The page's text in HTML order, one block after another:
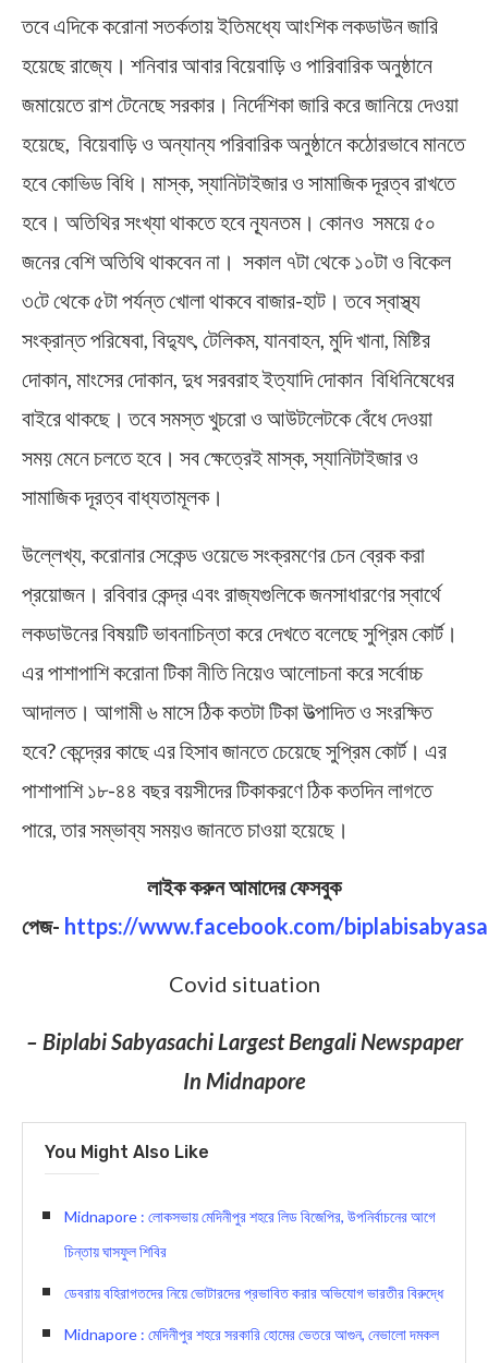
তবে এদিকে করোনা সতর্কতায় ইতিমধ্যে আংশিক লকডাউন জারি
হয়েছে রাজ্যে। শনিবার আবার বিয়েবাড়ি ও পারিবারিক অনুষ্ঠানে
জমায়েতে রাশ টেনেছে সরকার। নির্দেশিকা জারি করে জানিয়ে দেওয়া
হয়েছে, বিয়েবাড়ি ও অন্যান্য পরিবারিক অনুষ্ঠানে কঠোরভাবে মানতে
হবে কোভিড বিধি। মাস্ক, স্যানিটাইজার ও সামাজিক দূরত্ব রাখতে
হবে। অতিথির সংখ্যা থাকতে হবে ন্যূনতম। কোনও সময়ে ৫০
জনের বেশি অতিথি থাকবেন না। সকাল ৭টা থেকে ১০টা ও বিকেল
৩টে থেকে ৫টা পর্যন্ত খোলা থাকবে বাজার-হাট। তবে স্বাস্থ্য
সংক্রান্ত পরিষেবা, বিদ্যুৎ, টেলিকম, যানবাহন, মুদি খানা, মিষ্টির
দোকান, মাংসের দোকান, দুধ সরবরাহ ইত্যাদি দোকান বিধিনিষেধের
বাইরে থাকছে। তবে সমস্ত খুচরো ও আউটলেটকে বেঁধে দেওয়া
সময় মেনে চলতে হবে। সব ক্ষেত্রেই মাস্ক, স্যানিটাইজার ও
সামাজিক দূরত্ব বাধ্যতামূলক।
উল্লেখ্য, করোনার সেকেন্ড ওয়েভে সংক্রমণের চেন ব্রেক করা
প্রয়োজন। রবিবার কেন্দ্র এবং রাজ্যগুলিকে জনসাধারণের স্বার্থে
লকডাউনের বিষয়টি ভাবনাচিন্তা করে দেখতে বলেছে সুপ্রিম কোর্ট।
এর পাশাপাশি করোনা টিকা নীতি নিয়েও আলোচনা করে সর্বোচ্চ
আদালত। আগামী ৬ মাসে ঠিক কতটা টিকা উত্পাদিত ও সংরক্ষিত
হবে? কেন্দ্রের কাছে এর হিসাব জানতে চেয়েছে সুপ্রিম কোর্ট। এর
পাশাপাশি ১৮-৪৪ বছর বয়সীদের টিকাকরণে ঠিক কতদিন লাগতে
পারে, তার সম্ভাব্য সময়ও জানতে চাওয়া হয়েছে।
লাইক করুন আমাদের ফেসবুক
পেজ- https://www.facebook.com/
Covid situation
– Biplabi Sabyasachi Largest Bengali Newspaper
In Midnapore
You Might Also Like
Midnapore : লোকসভায় মেদিনীপুর শহরে লিড বিজেপির, উপনির্বাচনের আগে
চিন্তায় ঘাসফুল শিবির
ডেবরায় বহিরাগতদের নিয়ে ভোটারদের প্রভাবিত করার অভিযোগ ভারতীর বিরুদ্ধে
Midnapore : মেদিনীপুর শহরে সরকারি হোমের ভেতরে আগুন, নেভালো দমকল